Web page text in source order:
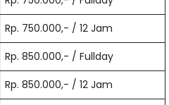
Rp. 750.000,- / 12 Jam
Rp. 850.000,- / Fullday
Rp. 850.000,- / 12 Jam